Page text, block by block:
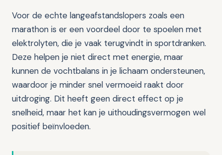
Voor de echte langeafstandslopers zoals een
marathon is er een voordeel door te spoelen met
elektrolyten, die je vaak terugvindt in sportdranken.
Deze helpen je niet direct met energie, maar
kunnen de vochtbalans in je lichaam ondersteunen,
waardoor je minder snel vermoeid raakt door
uitdroging. Dit heeft geen direct effect op je
snelheid, maar het kan je uithoudingsvermogen wel
positief beïnvloeden.